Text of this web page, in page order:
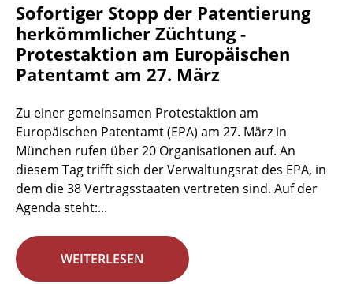
Sofortiger Stopp der Patentierung
herkömmlicher Züchtung -
Protestaktion am Europäischen
Patentamt am 27. März
Zu einer gemeinsamen Protestaktion am
Europäischen Patentamt (EPA) am 27. März in
München rufen über 20 Organisationen auf. An
diesem Tag trifft sich der Verwaltungsrat des EPA, in
dem die 38 Vertragsstaaten vertreten sind. Auf der
Agenda steht:...
WEITERLESEN